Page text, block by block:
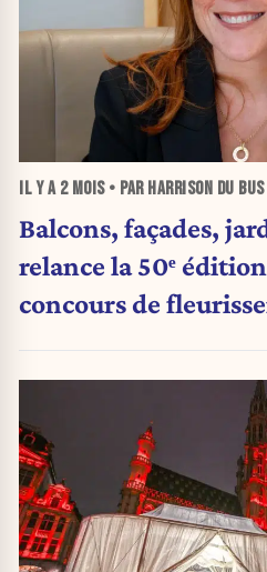
IL Y A 2 MOIS• PAR HARRISON DU BUS
Balcons, façades,
relance la 50ᵉ
concours de